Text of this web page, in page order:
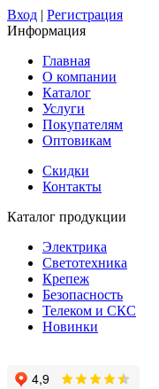
Вход | Регистрация
Информация
Главная
О компании
Каталог
Услуги
Покупателям
Оптовикам
Скидки
Контакты
Каталог продукции
Электрика
Светотехника
Крепеж
Безопасность
Телеком и СКС
Новинки